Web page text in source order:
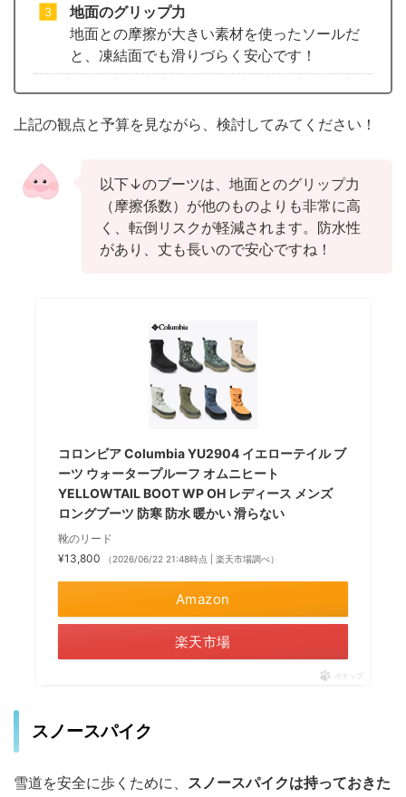
地面のグリップ力
地面との摩擦が大きい素材を使ったソールだ
と、凍結面でも滑りづらく安心です！
上記の観点と予算を見ながら、検討してみてください！
以下↓のブーツは、地面とのグリップ力
（摩擦係数）が他のものよりも非常に高
く、転倒リスクが軽減されます。防水性
があり、丈も長いので安心ですね！
コロンビア Columbia YU2904 イエローテイル ブ
ーツ ウォータープルーフ オムニヒート
YELLOWTAIL BOOT WP OH レディース メンズ
ロングブーツ 防寒 防水 暖かい 滑らない
靴のリード
¥13,800
（2026/06/22 21:48時点 | 楽天市場調べ）
Amazon
楽天市場
ポチップ
スノースパイク
雪道を安全に歩くために、 スノースパイクは持っておきた